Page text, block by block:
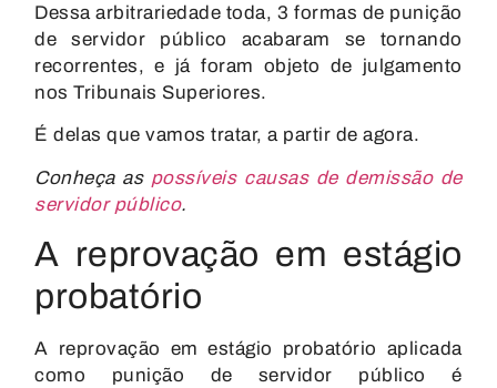
Dessa arbitrariedade toda, 3 formas de punição
de servidor público acabaram se tornando
recorrentes, e já foram objeto de julgamento
nos Tribunais Superiores.
É delas que vamos tratar, a partir de agora.
Conheça as possíveis causas de demissão de
servidor público.
A reprovação em estágio
probatório
A reprovação em estágio probatório aplicada
como punição de servidor público é